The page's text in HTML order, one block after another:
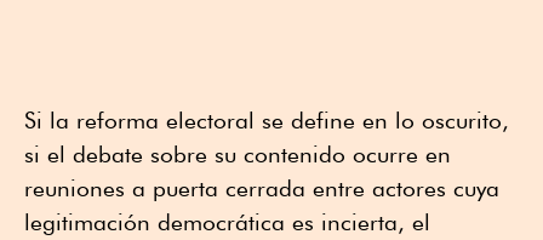
Si la reforma electoral se define en lo oscurito,
si el debate sobre su contenido ocurre en
reuniones a puerta cerrada entre actores cuya
legitimación democrática es incierta, el